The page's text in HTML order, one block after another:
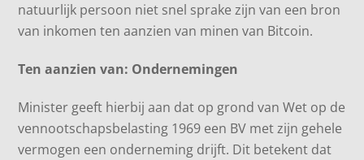
natuurlijk persoon niet snel sprake zijn van een bron
van inkomen ten aanzien van minen van Bitcoin.
Ten aanzien van: Ondernemingen
Minister geeft hierbij aan dat op grond van Wet op de
vennootschapsbelasting 1969 een BV met zijn gehele
vermogen een onderneming drijft. Dit betekent dat